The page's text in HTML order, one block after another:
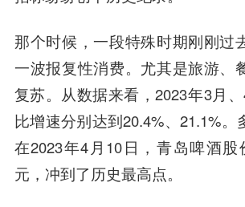
那个时候，一段特殊时期刚刚过
一波报复性消费。尤其是旅游、
复苏。从数据来看，2023年3月
比增速分别达到20.4%、21.1%。
在2023年4月10日，青岛啤酒股
元，冲到了历史最高点。